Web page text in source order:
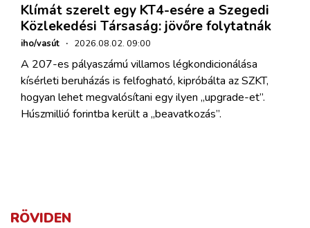
Klímát szerelt egy KT4-esére a Szegedi
Közlekedési Társaság: jövőre folytatnák
iho/vasút · 2026.08.02. 09:00
A 207-es pályaszámú villamos légkondicionálása
kísérleti beruházás is felfogható, kipróbálta az SZKT,
hogyan lehet megvalósítani egy ilyen „upgrade-et”.
Húszmillió forintba került a „beavatkozás”.
RÖVIDEN